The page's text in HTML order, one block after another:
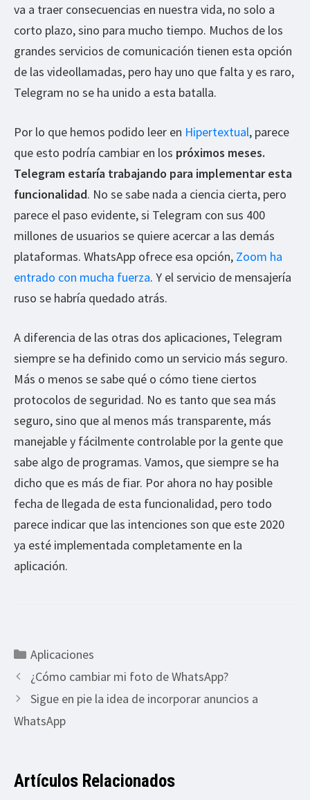
va a traer consecuencias en nuestra vida, no solo a
corto plazo, sino para mucho tiempo. Muchos de los
grandes servicios de comunicación tienen esta opción
de las videollamadas, pero hay uno que falta y es raro,
Telegram no se ha unido a esta batalla.
Por lo que hemos podido leer en Hipertextual, parece
que esto podría cambiar en los próximos meses.
Telegram estaría trabajando para implementar esta
funcionalidad. No se sabe nada a ciencia cierta, pero
parece el paso evidente, si Telegram con sus 400
millones de usuarios se quiere acercar a las demás
plataformas. WhatsApp ofrece esa opción, Zoom ha
entrado con mucha fuerza. Y el servicio de mensajería
ruso se habría quedado atrás.
A diferencia de las otras dos aplicaciones, Telegram
siempre se ha definido como un servicio más seguro.
Más o menos se sabe qué o cómo tiene ciertos
protocolos de seguridad. No es tanto que sea más
seguro, sino que al menos más transparente, más
manejable y fácilmente controlable por la gente que
sabe algo de programas. Vamos, que siempre se ha
dicho que es más de fiar. Por ahora no hay posible
fecha de llegada de esta funcionalidad, pero todo
parece indicar que las intenciones son que este 2020
ya esté implementada completamente en la
aplicación.
Categorías
Aplicaciones
¿Cómo cambiar mi foto de WhatsApp?
Sigue en pie la idea de incorporar anuncios a
WhatsApp
Artículos Relacionados